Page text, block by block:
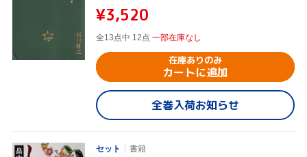
¥3,520
全13点中 12点 一部在庫なし
在庫ありのみ
カートに追加
全巻入荷お知らせ
セット 書籍